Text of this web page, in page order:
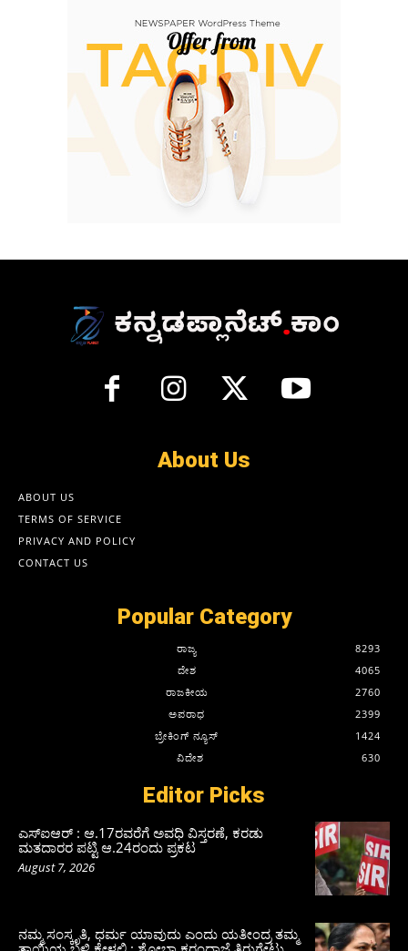
About Us
ABOUT US
TERMS OF SERVICE
PRIVACY AND POLICY
CONTACT US
Popular Category
ರಾಜ್ಯ
8293
ದೇಶ
4065
ರಾಜಕೀಯ
2760
ಅಪರಾಧ
2399
ಬ್ರೇಕಿಂಗ್ ನ್ಯೂಸ್
1424
ವಿದೇಶ
630
Editor Picks
ಎಸ್‌ಐಆರ್‌ : ಆ.17ರವರೆಗೆ ಅವಧಿ ವಿಸ್ತರಣೆ, ಕರಡು
ಮತದಾರರ ಪಟ್ಟಿ ಆ.24ರಂದು ಪ್ರಕಟ
August 7, 2026
ನಮ್ಮ ಸಂಸ್ಕೃತಿ, ಧರ್ಮ ಯಾವುದು ಎಂದು ಯತೀಂದ್ರ ತಮ್ಮ